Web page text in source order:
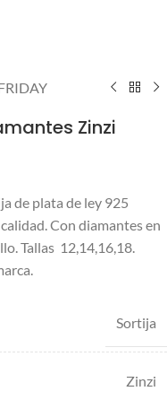
Zinzi
de plata de ley 925
Con diamantes en
Tallas 12,14,16,18.
Sortija
Zinzi